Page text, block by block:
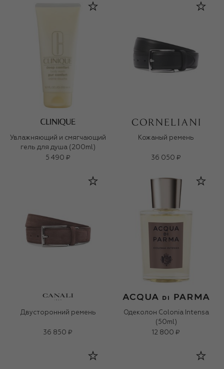
Увлажняющий и смягчающий
гель для душа (200ml)
5 490 ₽
Кожаный ремень
36 050 ₽
Двусторонний ремень
36 850 ₽
Одеколон Colonia Intensa
(50ml)
12 800 ₽